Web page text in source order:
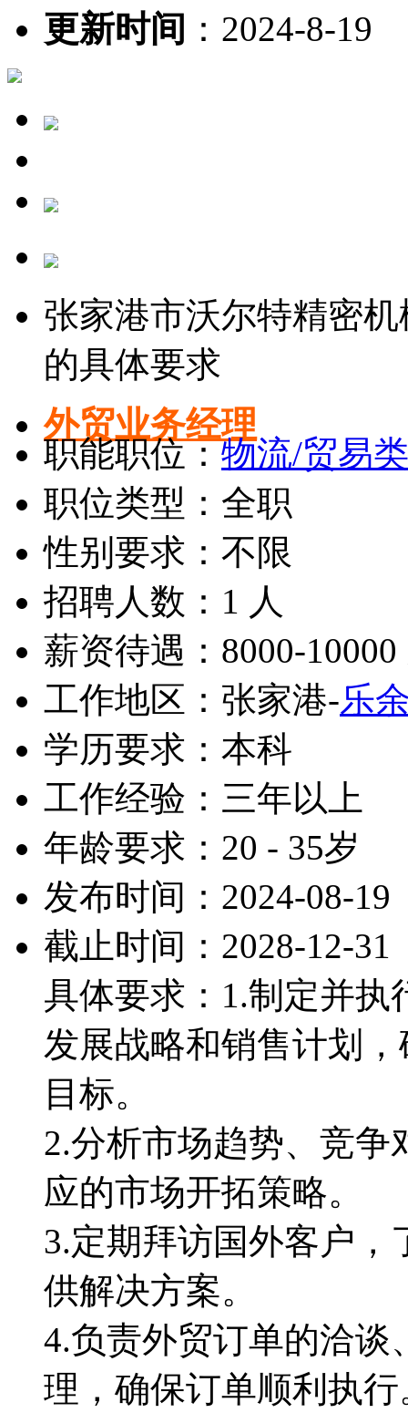
更新时间 ： 2024-8-19
张家港市沃尔特精密
的具体要求
外贸业务经理
职能职位：物流/贸易
职位类型：全职
性别要求：不限
招聘人数：1 人
薪资待遇：8000-
工作地区：张家港-乐
学历要求：本科
工作经验：三年以上
年龄要求：20 - 35岁
发布时间：2024-08-19
截止时间：2028-12-31
具体要求：1.制定并执
发展战略和销售计划
目标。
2.分析市场趋势、竞争
应的市场开拓策略。
3.定期拜访国外客户，
供解决方案。
4.负责外贸订单的洽谈
理，确保订单顺利执行